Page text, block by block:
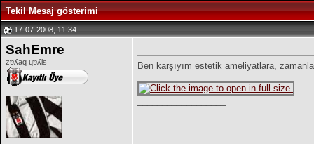
Tekil Mesaj gösterimi
17-07-2008, 11:34
SahEmre
zɐʎaq ɥɐʎis Ben karşıyım estetik ameliyatlara,